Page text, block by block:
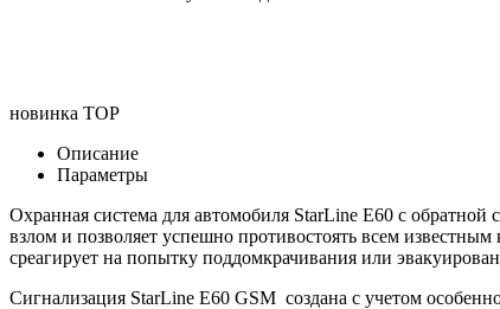
новинка TOP
Описание
Параметры
Охранная система для автомобиля StarLine E60 с
взлом и позволяет успешно противостоять всем
среагирует на попытку поддомкрачивания или
Сигнализация StarLine E60 GSM создана с учетом